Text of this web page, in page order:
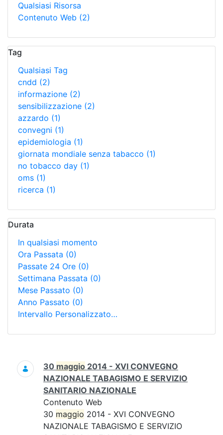
Qualsiasi Risorsa
Contenuto Web (2)
Tag
Qualsiasi Tag
cndd (2)
informazione (2)
sensibilizzazione (2)
azzardo (1)
convegni (1)
epidemiologia (1)
giornata mondiale senza tabacco (1)
no tobacco day (1)
oms (1)
ricerca (1)
Durata
In qualsiasi momento
Ora Passata (0)
Passate 24 Ore (0)
Settimana Passata (0)
Mese Passato (0)
Anno Passato (0)
Intervallo Personalizzato…
Ricerca
30 maggio 2014 - XVI CONVEGNO
NAZIONALE TABAGISMO E SERVIZIO
SANITARIO NAZIONALE
Contenuto Web
30 maggio 2014 - XVI CONVEGNO
NAZIONALE TABAGISMO E SERVIZIO